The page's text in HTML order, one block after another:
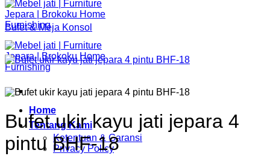
Home
Tentang Kami
Ketentuan & Garansi
Privacy Policy
Bufet & Meja Konsol
Bufet ukir kayu jati jepara 4
pintu BHF-18